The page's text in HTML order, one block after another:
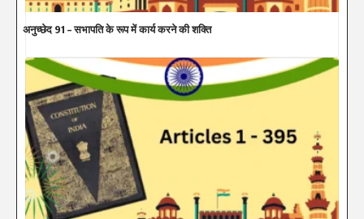
अनुच्छेद 91 – सभापति के रूप में कार्य करने की शक्ति